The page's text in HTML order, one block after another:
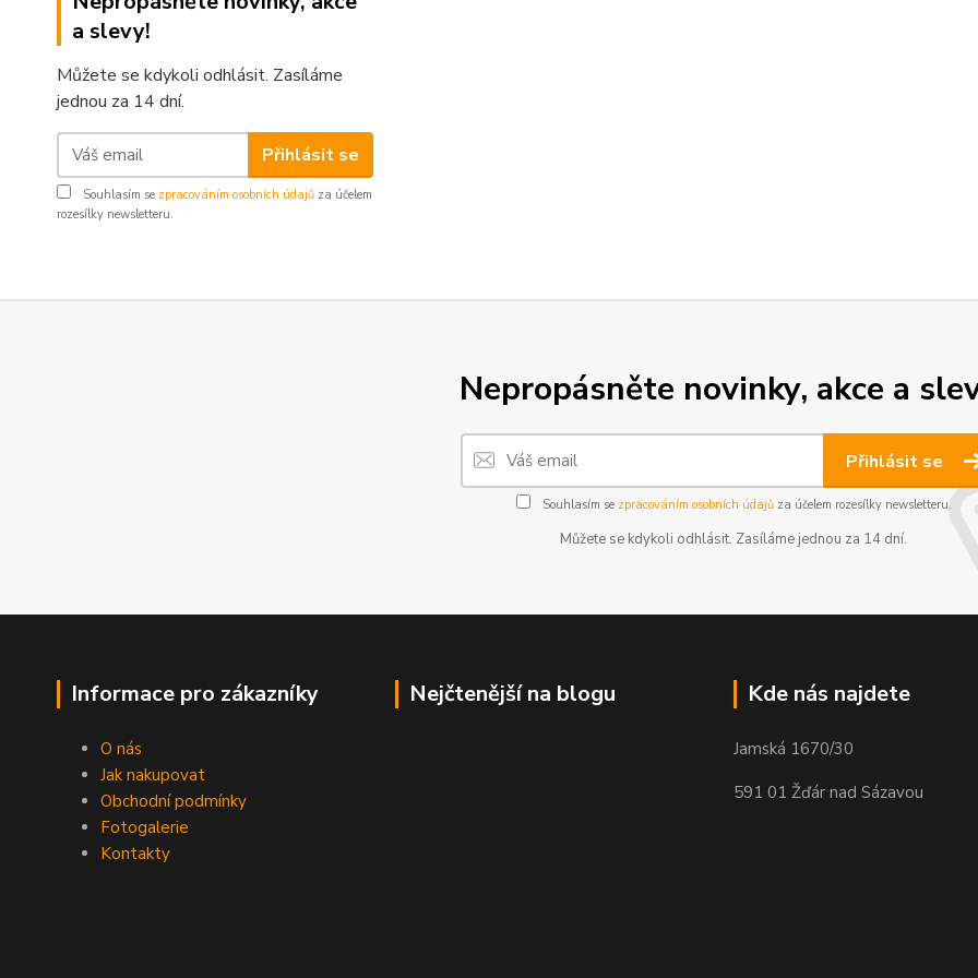
a slevy!
Můžete se kdykoli odhlásit. Zasíláme
jednou za 14 dní.
Přihlásit se
Souhlasím se zpracováním osobních údajů za účelem
rozesílky newsletteru.
Nepropásněte novinky, akce a
Přihlásit se
Souhlasím se zpracováním osobních údajůza účelem rozesílky newsletteru.
Můžete se kdykoli odhlásit. Zasíláme jednou za 14 dní.
Informace pro zákazníky
O nás
Jak nakupovat
Obchodní podmínky
Fotogalerie
Kontakty
Nejčtenější na blogu Kde nás najdete
Jamská 1670/30
591 01 Žďár nad Sázavou